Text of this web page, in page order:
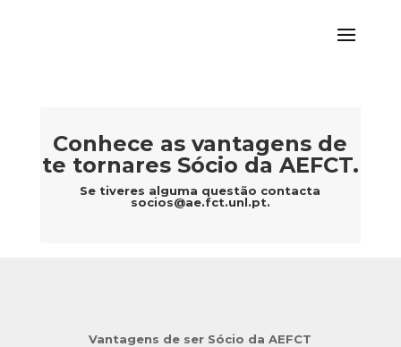
Conhece as vantagens de
te tornares Sócio da AEFCT.
Se tiveres alguma questão contacta
socios@ae.fct.unl.pt.
Vantagens de ser Sócio da AEFCT